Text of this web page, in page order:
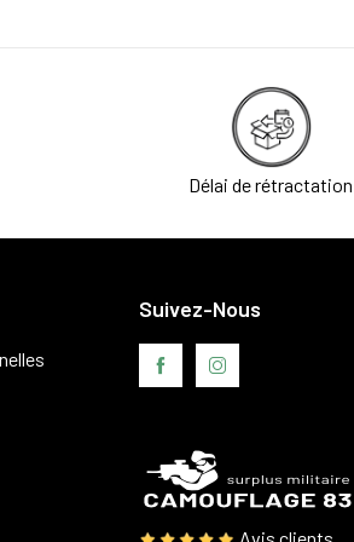
Délai de rétractation
Suivez-Nous